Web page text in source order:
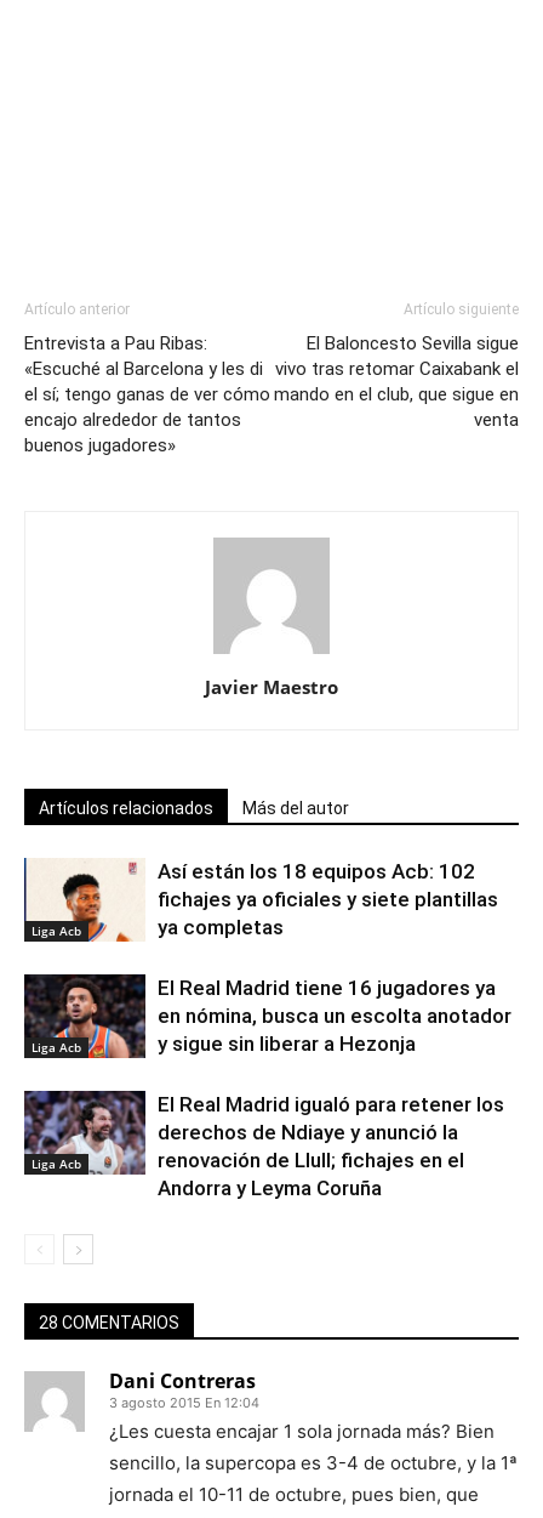
Artículo anterior
Entrevista a Pau Ribas:
«Escuché al Barcelona y les di
el sí; tengo ganas de ver cómo
encajo alrededor de tantos
buenos jugadores»
Artículo siguiente
El Baloncesto Sevilla sigue
vivo tras retomar Caixabank el
mando en el club, que sigue en
venta
Javier Maestro
Artículos relacionados Más del autor
Liga Acb
Así están los 18 equipos Acb: 102
fichajes ya oficiales y siete plantillas
ya completas
Liga Acb
El Real Madrid tiene 16 jugadores ya
en nómina, busca un escolta anotador
y sigue sin liberar a Hezonja
Liga Acb
El Real Madrid igualó para retener los
derechos de Ndiaye y anunció la
renovación de Llull; fichajes en el
Andorra y Leyma Coruña
28 COMENTARIOS
Dani Contreras
3 agosto 2015 En 12:04
¿Les cuesta encajar 1 sola jornada más? Bien
sencillo, la supercopa es 3-4 de octubre, y la 1ª
jornada el 10-11 de octubre, pues bien, que